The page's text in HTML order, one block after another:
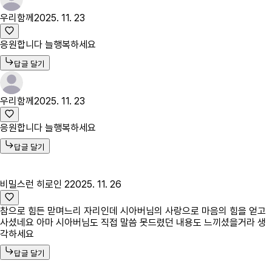
우리함께2025. 11. 23
응원합니다 늘행복하세요
답글 달기
우리함께2025. 11. 23
응원합니다 늘행복하세요
답글 달기
비밀스런 히로인 22025. 11. 26
참으로 힘든 맏며느리 자리인데 시아버님의 사랑으로 마음의 힘을 얻고
사셨네요 아마 시아버님도 직접 말씀 못드렸던 내용도 느끼셨을거라 생
각하세요
답글 달기